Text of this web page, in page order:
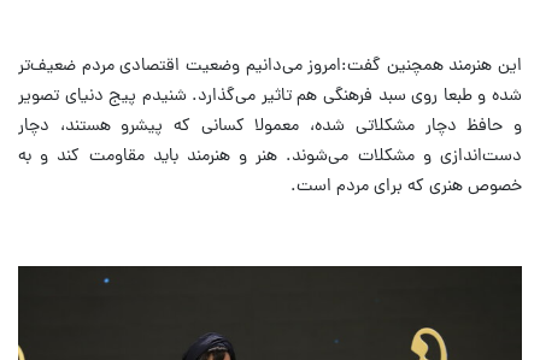
این هنرمند همچنین گفت:امروز می‌دانیم وضعیت اقتصادی مردم ضعیف‌تر
شده و طبعا روی سبد فرهنگی هم تاثیر می‌گذارد. شنیدم پیج دنیای تصویر
و حافظ دچار مشکلاتی شده، معمولا کسانی که پیشرو هستند، دچار
دست‌اندازی و مشکلات می‌شوند. هنر و هنرمند باید مقاومت کند و به
خصوص هنری که برای مردم است.